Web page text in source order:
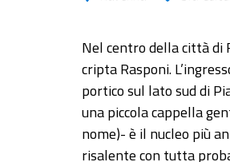
Nel centro della città di
cripta Rasponi.
portico sul lato sud di
una piccola cappella
nome)- è il nucleo più
risalente con tutta